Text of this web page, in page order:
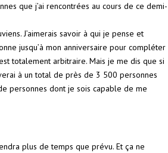
que j’ai rencontrées au cours de ce demi-
J’aimerais savoir à qui je pense et
jusqu’à mon anniversaire pour compléter
totalement arbitraire. Mais je me dis que si
à un total de près de 3 500 personnes
personnes dont je sois capable de me
plus de temps que prévu. Et ça ne